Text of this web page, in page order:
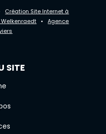
Création Site Internet à
•
Agence
SITE